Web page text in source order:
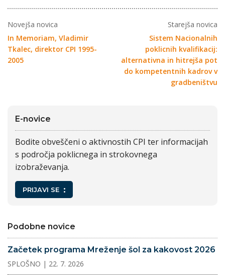
Novejša novica
In Memoriam, Vladimir
Tkalec, direktor CPI 1995-
2005
Starejša novica
Sistem Nacionalnih
poklicnih kvalifikacij:
alternativna in hitrejša pot
do kompetentnih kadrov v
gradbeništvu
E-novice
Bodite obveščeni o aktivnostih CPI ter informacijah
s področja poklicnega in strokovnega
izobraževanja.
PRIJAVI SE
Podobne novice
Začetek programa Mreženje šol za kakovost 2026
SPLOŠNO | 22. 7. 2026